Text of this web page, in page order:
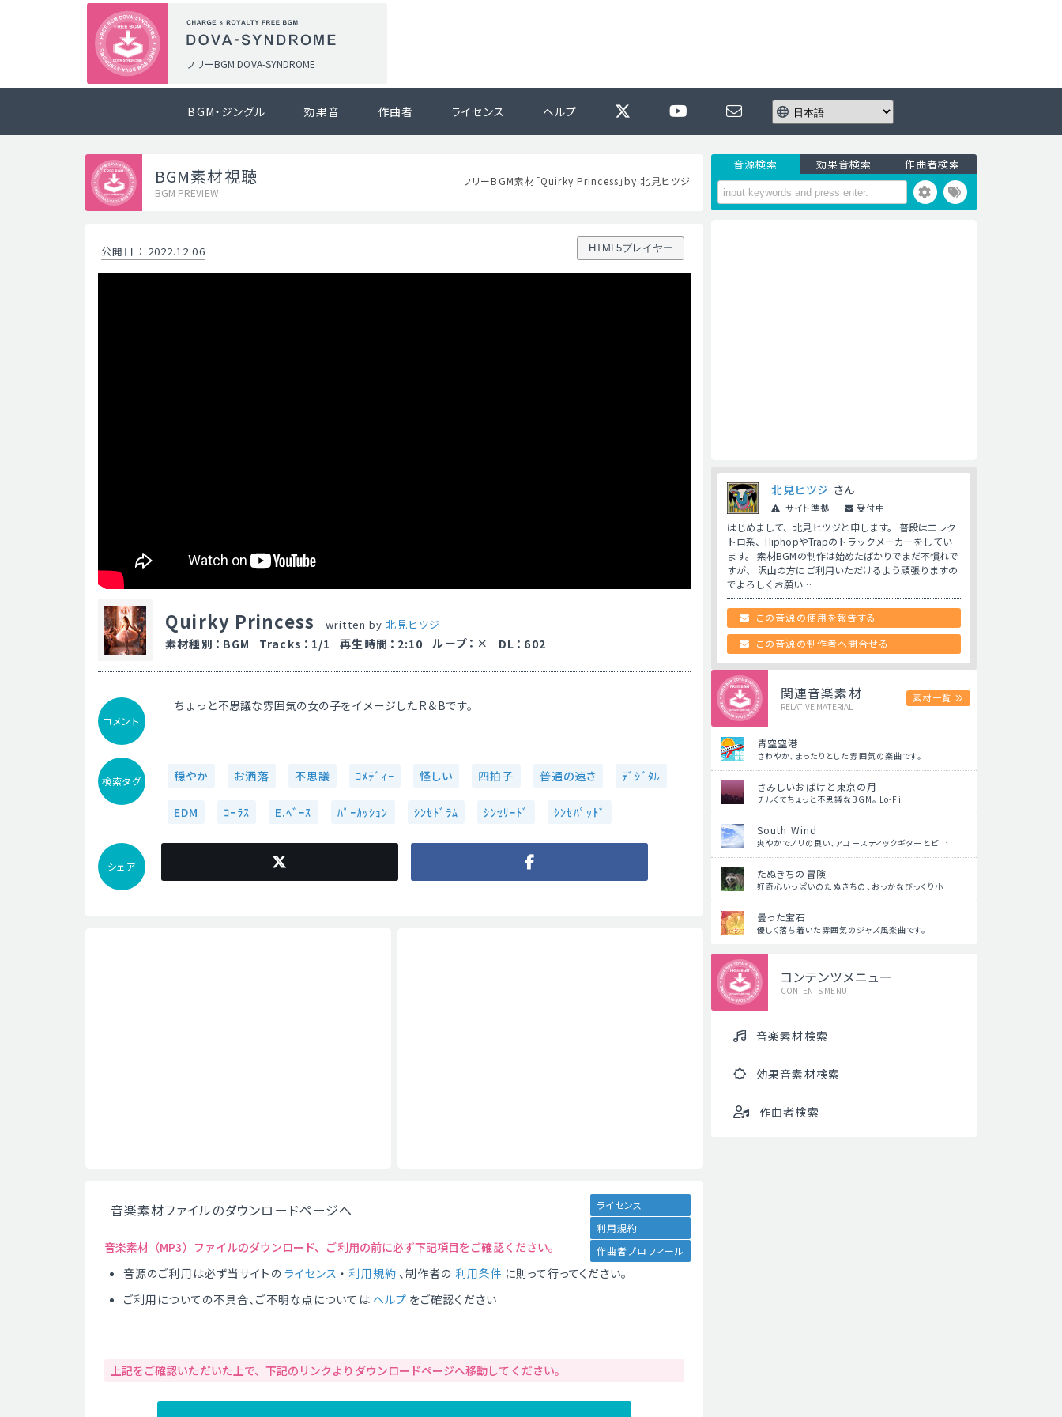
フリーBGM DOVA-SYNDROME
BGM・ジングル 効果音 作曲者 ライセンス ヘルプ
BGM素材視聴
BGM PREVIEW
フリーBGM素材「Quirky Princess」by 北見ヒツジ
公開日 ： 2022.12.06 HTML5プレイヤー
Quirky Princess written by北見ヒツジ
素材種別 ： BGM Tracks ： 1/1 再生時間 ： 2:10 ループ ： DL ： 602
コメント
ちょっと不思議な雰囲気の女の子をイメージしたR＆Bです。
検索タグ 穏やか お洒落 不思議 ｺﾒﾃﾞｨｰ 怪しい 四拍子 普通の速さ ﾃﾞｼﾞﾀﾙ
EDM ｺｰﾗｽ E.ﾍﾞｰｽ ﾊﾟｰｶｯｼｮﾝ ｼﾝｾﾄﾞﾗﾑ ｼﾝｾﾘｰﾄﾞ ｼﾝｾﾊﾟｯﾄﾞ
シェア
音楽素材ファイルのダウンロードページへ
ライセンス
利用規約
作曲者プロフィール
音楽素材（MP3）ファイルのダウンロード、ご利用の前に必ず下記項目をご確認ください。
音源のご利用は必ず当サイトの ライセンス ・ 利用規約 、制作者の 利用条件 に則って行ってください。
ご利用についての不具合、ご不明な点については ヘルプ をご確認ください
上記をご確認いただいた上で、下記のリンクよりダウンロードページへ移動してください。
音源検索 効果音検索 作曲者検索
北見ヒツジ さん
サイト準拠 受付中
はじめまして、北見ヒツジと申します。 普段はエレク
トロ系、HiphopやTrapのトラックメーカーをしてい
ます。 素材BGMの制作は始めたばかりでまだ不慣れで
すが、 沢山の方にご利用いただけるよう頑張りますの
でよろしくお願い…
この音源の使用を報告する
この音源の制作者へ問合せる
関連音楽素材
RELATIVE MATERIAL
素材一覧
青空空港
さわやか、まったりとした雰囲気の楽曲です。
さみしいおばけと東京の月
チルくてちょっと不思議なBGM。 Lo-Fi…
South Wind
爽やかでノリの良い、アコースティックギターとピ…
たぬきちの冒険
好奇心いっぱいのたぬきちの、おっかなびっくり小…
曇った宝石
優しく落ち着いた雰囲気のジャズ風楽曲です。
コンテンツメニュー
CONTENTS MENU
音楽素材検索
効果音素材検索
作曲者検索